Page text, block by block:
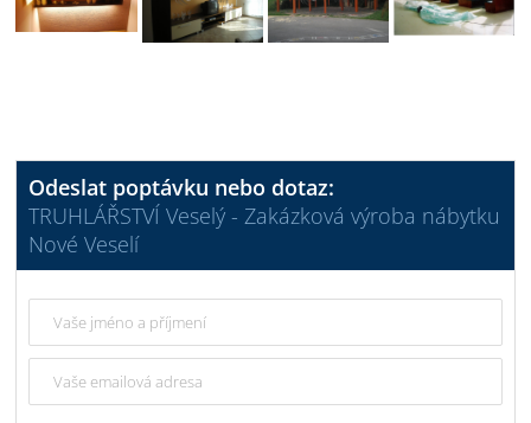
Odeslat poptávku nebo dotaz:
TRUHLÁŘSTVÍ Veselý - Zakázková výroba nábytku
Nové Veselí